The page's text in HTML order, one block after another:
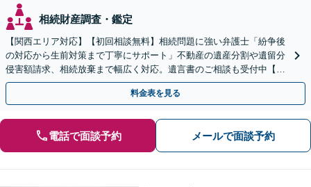
相続財産調査・鑑定
【関西エリア対応】【初回相談無料】相続問題に強い弁護士「紛争後
の対応から生前対策まで丁寧にサポート」不動産の遺産分割や遺留分
侵害額請求、相続放棄まで幅広く対応。遺言書のご相談も受付中【夜
間・休日面談可】【WEB面談】【完全個室】
料金表を見る
電話で面談予約 メールで面談予約